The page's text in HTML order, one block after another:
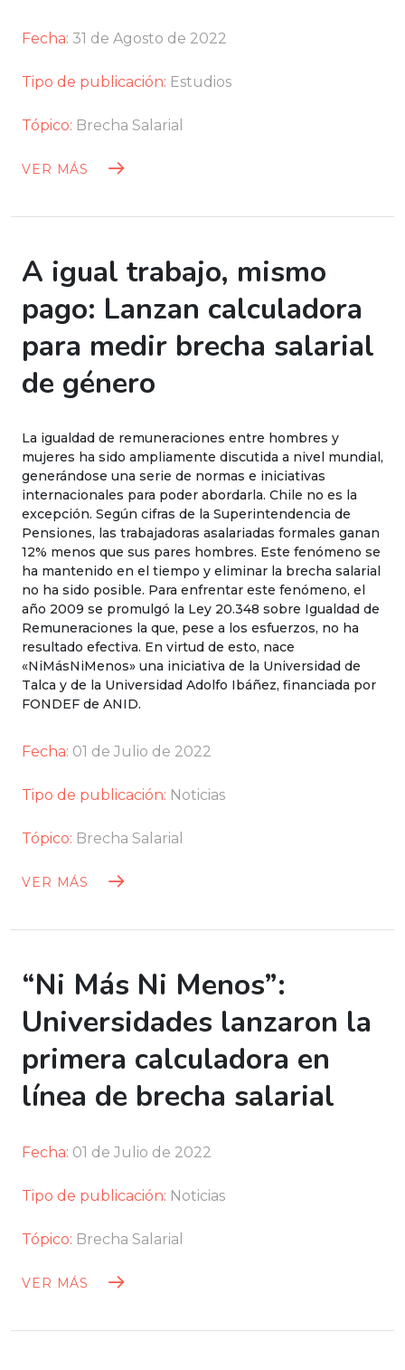
Fecha: 31 de Agosto de 2022
Tipo de publicación: Estudios
Tópico: Brecha Salarial
VER MÁS
A igual trabajo, mismo
pago: Lanzan calculadora
para medir brecha salarial
de género
La igualdad de remuneraciones entre hombres y
mujeres ha sido ampliamente discutida a nivel mundial,
generándose una serie de normas e iniciativas
internacionales para poder abordarla. Chile no es la
excepción. Según cifras de la Superintendencia de
Pensiones, las trabajadoras asalariadas formales ganan
12% menos que sus pares hombres. Este fenómeno se
ha mantenido en el tiempo y eliminar la brecha salarial
no ha sido posible. Para enfrentar este fenómeno, el
año 2009 se promulgó la Ley 20.348 sobre Igualdad de
Remuneraciones la que, pese a los esfuerzos, no ha
resultado efectiva. En virtud de esto, nace
«NiMásNiMenos» una iniciativa de la Universidad de
Talca y de la Universidad Adolfo Ibáñez, financiada por
FONDEF de ANID.
Fecha: 01 de Julio de 2022
Tipo de publicación: Noticias
Tópico: Brecha Salarial
VER MÁS
“Ni Más Ni Menos”:
Universidades lanzaron la
primera calculadora en
línea de brecha salarial
Fecha: 01 de Julio de 2022
Tipo de publicación: Noticias
Tópico: Brecha Salarial
VER MÁS